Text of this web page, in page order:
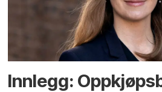
Innlegg: